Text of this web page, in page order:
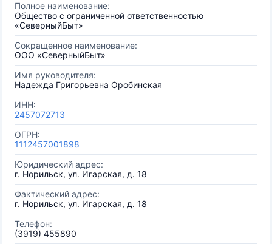
Полное наименование:
Общество с ограниченной ответственностью
«СеверныйБыт»
Сокращенное наименование:
ООО «СеверныйБыт»
Имя руководителя:
Надежда Григорьевна Оробинская
ИНН:
2457072713
ОГРН:
1112457001898
Юридический адрес:
г. Норильск, ул. Игарская, д. 18
Фактический адрес:
г. Норильск, ул. Игарская, д. 18
Телефон:
(3919) 455890